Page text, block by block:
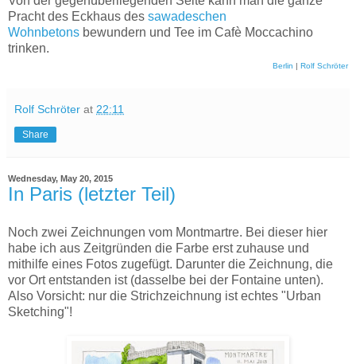
Pracht des Eckhaus des sawadeschen
Wohnbetons bewundern und Tee im Cafè Moccachino
trinken.
Berlin | Rolf Schröter
Rolf Schröter at 22:11
Share
Wednesday, May 20, 2015
In Paris (letzter Teil)
Noch zwei Zeichnungen vom Montmartre. Bei dieser hier
habe ich aus Zeitgründen die Farbe erst zuhause und
mithilfe eines Fotos zugefügt. Darunter die Zeichnung, die
vor Ort entstanden ist (dasselbe bei der Fontaine unten).
Also Vorsicht: nur die Strichzeichnung ist echtes "Urban
Sketching"!